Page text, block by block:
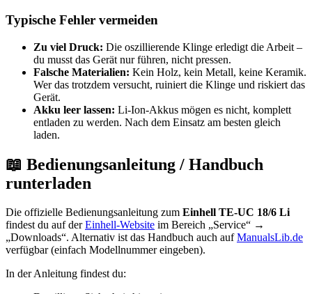
Typische Fehler vermeiden
Zu viel Druck: Die oszillierende Klinge erledigt die Arbeit –
du musst das Gerät nur führen, nicht pressen.
Falsche Materialien: Kein Holz, kein Metall, keine Keramik.
Wer das trotzdem versucht, ruiniert die Klinge und riskiert das
Gerät.
Akku leer lassen: Li-Ion-Akkus mögen es nicht, komplett
entladen zu werden. Nach dem Einsatz am besten gleich
laden.
📖 Bedienungsanleitung / Handbuch
runterladen
Die offizielle Bedienungsanleitung zum Einhell TE-UC 18/6 Li
findest du auf derEinhell-Website im Bereich „Service“ →
„Downloads“. Alternativ ist das Handbuch auch aufManualsLib.de
verfügbar (einfach Modellnummer eingeben).
In der Anleitung findest du: